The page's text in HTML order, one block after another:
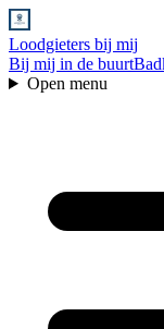
Loodgieters bij mij
Bij mij in de buurt
Open menu